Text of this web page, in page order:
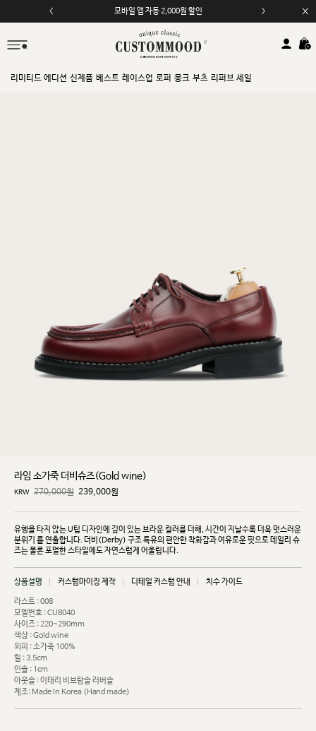
모바일 앱 자동 2,000원 할인
리미티드 에디션 신제품 베스트 레이스업 로퍼 몽크 부츠 리퍼브 세일
라임 소가죽 더비슈즈(Gold wine)
KRW 270,000원 239,000원
유행을 타지 않는 U팁 디자인에 깊이 있는 브라운 컬러를 더해, 시간이 지날수록 더욱 멋스러운
분위기 를 연출합니다. 더비(Derby) 구조 특유의 편안한 착화감과 여유로운 핏으로 데일리 슈
즈는 물론 포멀한스타일에도 자연스럽게 어울립니다.
상품설명 커스텀마이징 제작 디테일 커스텀 안내 치수 가이드
라스트 : 008
모델번호 : CU8040
사이즈 : 220~290mm
색상 : Gold wine
외피 : 소가죽 100%
힐 : 3.5cm
인솔 : 1cm
아웃솔 : 이태리 비브람솔 러버솔
제조: Made In Korea (Hand made)